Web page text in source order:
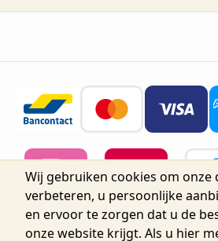
Wij gebruiken cookies om onze
verbeteren, u persoonlijke
en ervoor te zorgen dat u de
onze website krijgt. Als u hier